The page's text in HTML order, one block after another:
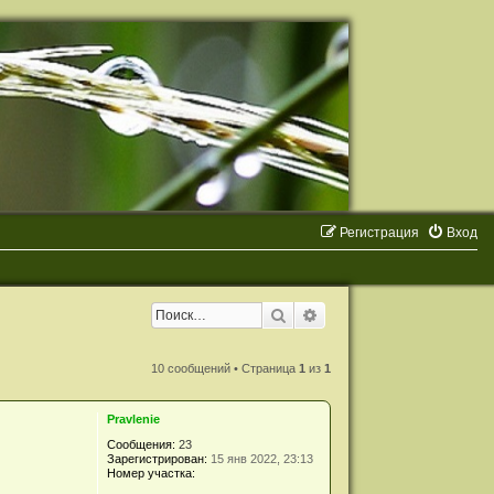
Вход
Регистрация
Поиск
10 сообщений • Страница1 из1
Pravlenie
Сообщения: 23
Зарегистрирован: 15 янв 2022, 23:13
Номер участка: